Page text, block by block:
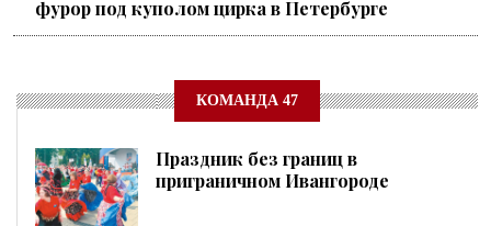
фурор под куполом цирка в Петербурге
КОМАНДА 47
Праздник без границ в
приграничном Ивангороде